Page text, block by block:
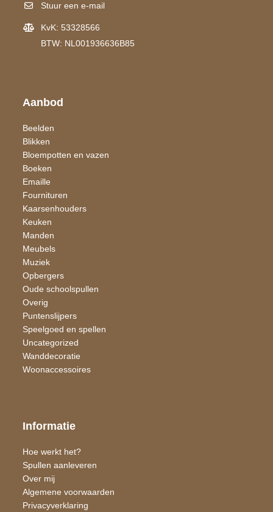
Stuur een e-mail
KvK: 53328566
BTW: NL001936636B85
Aanbod
Beelden
Blikken
Bloempotten en vazen
Boeken
Emaille
Fournituren
Kaarsen​houders
Keuken
Manden
Meubels
Muziek
Opbergers
Oude schoolspullen
Overig
Puntenslijpers
Speelgoed en spellen
Uncategorized
Wand​decoratie
Woon​accessoires
Informatie
Hoe werkt het?
Spullen aanleveren
Over mij
Algemene voorwaarden
Privacyverklaring